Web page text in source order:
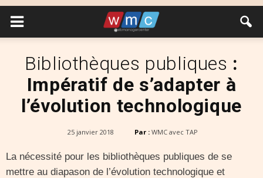
Bibliothèques publiques :
Impératif de s’adapter à
l’évolution technologique
25 janvier 2018 Par : WMC avec TAP
La nécessité pour les bibliothèques publiques de se
mettre au diapason de l’évolution technologique et